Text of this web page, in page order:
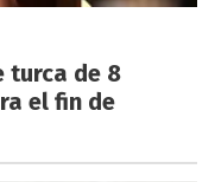
turca de 8
el fin de